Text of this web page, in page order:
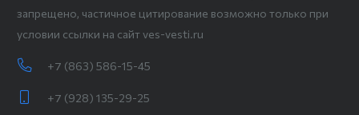
запрещено, частичное цитирование возможно только при
условии ссылки на сайт ves-vesti.ru
+7 (863) 586-15-45
+7 (928) 135-29-25